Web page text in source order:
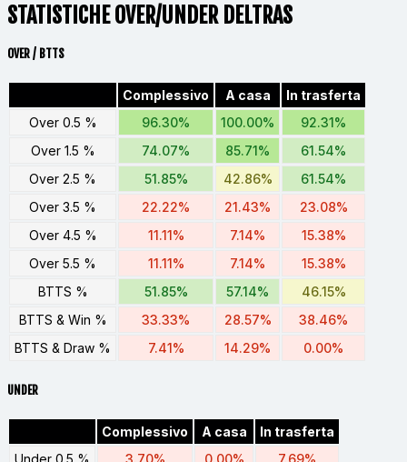
STATISTICHE OVER/UNDER DELTRAS
OVER / BTTS
Complessivo A casa
In trasferta
Over 0.5 %
96.30% 100.00%
92.31%
Over 1.5 %
74.07% 85.71%
61.54%
Over 2.5 %
51.85% 42.86%
61.54%
Over 3.5 %
22.22% 21.43%
23.08%
Over 4.5 %
11.11% 7.14%
15.38%
Over 5.5 %
11.11% 7.14%
15.38%
BTTS %
51.85% 57.14%
46.15%
BTTS & Win %
33.33% 28.57%
38.46%
BTTS & Draw %
7.41% 14.29% 0.00%
UNDER
Complessivo A casa
In trasferta